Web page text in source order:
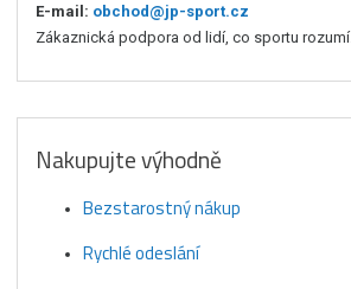
E-mail: obchod@jp-sport.cz
Zákaznická podpora od lidí, co sportu rozumí.
Nakupujte výhodně
Bezstarostný nákup
Rychlé odeslání